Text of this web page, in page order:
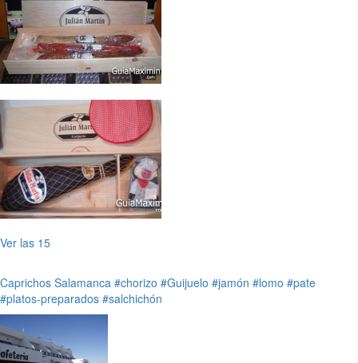
Ver las 15
Caprichos Salamanca #chorizo #Guijuelo #jamón #lomo #pate
#platos-preparados #salchichón